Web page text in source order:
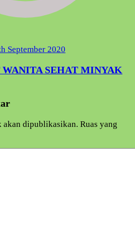
September 2020
SEHAT MINYAK
akan dipublikasikan. Ruas yang